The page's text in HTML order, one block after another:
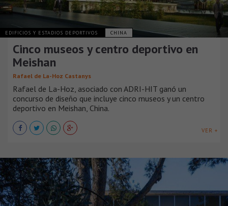
EDIFICIOS Y ESTADIOS DEPORTIVOS CHINA
Cinco museos y centro deportivo en
Meishan
Rafael de La-Hoz Castanys
Rafael de La-Hoz, asociado con ADRI-HIT ganó un
concurso de diseño que incluye cinco museos y un centro
deportivo en Meishan, China.
VER +